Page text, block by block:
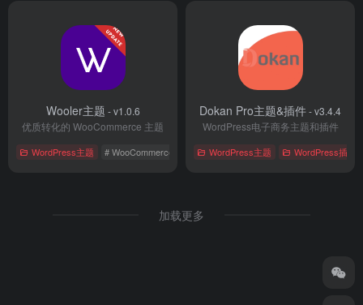
Wooler主题 - v1.0.6
优质转化的 WooCommerce 主题
WordPress主题 # WooCommerce # 国外主题 # 电子商务
Dokan Pro主题&插件- v3.4.4
WordPress电子商务主题和插件
WordPress主题 WordPress插件
加载更多